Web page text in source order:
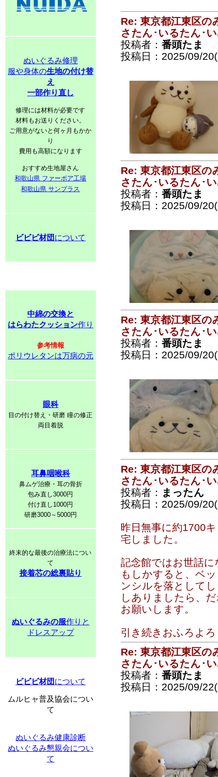
ぬいぐるみ修理
服や身体の生地の付け替
え
一部作り直し
修理には材料が必要です
材料もお送りください。
ご用意がないと何ヶ月もかか
り
費用も高額になります
おすすめ生地屋さん
和歌山県 ファーボア工場
和歌山県 サンプラス
ビビビ材団 について
中綿の交換と
はらわたクッション作り
参考情報
ポリウレタンは万病の元
眼科
目の付け替え・研磨 瞳の修正
両目着脱
耳鼻咽喉科
鼻ムゲ治療・耳の骨折
包み直し3000円
付け直し1000円
研磨3000～5000円
終末的な最後の治療法につい
て
接着芯の総裏貼り
ぬいぐるみの服作りと
ドレスアップ
ビビビ材団 について
ムルヒャ普及協会につい
て
ぬいぐるみ健康診断
ぬいぐるみ懇親会につい
て
Re: 東京都江東区の
さたん･いるたん･
投稿者： 番頭たま
投稿日：2025/09/
Re: 東京都江東区の
さたん･いるたん･
投稿者： 番頭たま
投稿日：2025/09/
Re: 東京都江東区の
さたん･いるたん･
投稿者： 番頭たま
投稿日：2025/09/
Re: 東京都江東区の
さたん･いるたん･
投稿者： まったん
投稿日：2025/09/
昨日無事に約1700
宅しました。
記念館ではお世話
もしかすると、ベ
ンシルを落として
しありましたら、
お願いします。
引き続きおふろよ
Re: 東京都江東区の
さたん･いるたん･
投稿者： 番頭たま
投稿日：2025/09/